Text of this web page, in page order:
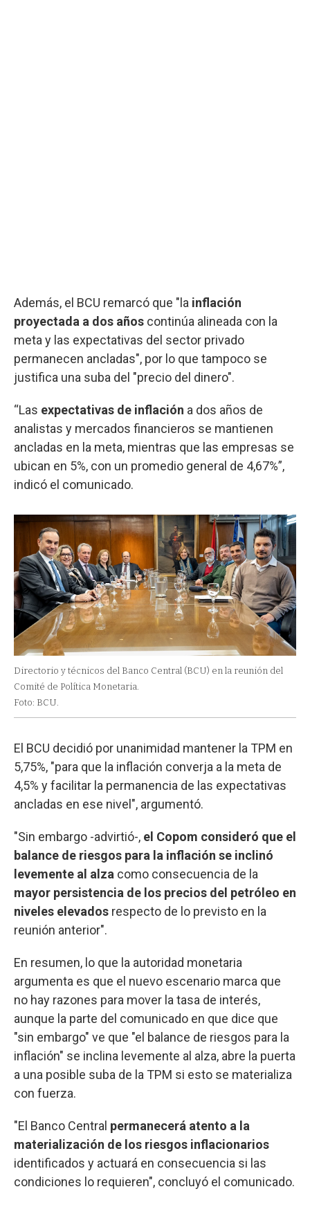
Además, el BCU remarcó que "la inflación
proyectada a dos años continúa alineada con la
meta y las expectativas del sector privado
permanecen ancladas", por lo que tampoco se
justifica una suba del "precio del dinero".
“Las expectativas de inflación a dos años de
analistas y mercados financieros se mantienen
ancladas en la meta, mientras que las empresas se
ubican en 5%, con un promedio general de 4,67%”,
indicó el comunicado.
Directorio y técnicos del Banco Central (BCU) en la reunión del
Comité de Política Monetaria.
Foto: BCU.
El BCU decidió por unanimidad mantener la TPM en
5,75%, "para que la inflación converja a la meta de
4,5% y facilitar la permanencia de las expectativas
ancladas en ese nivel", argumentó.
"Sin embargo -advirtió-, el Copom consideró que el
balance de riesgos para la inflación se inclinó
levemente al alza como consecuencia de la
mayor persistencia de los precios del petróleo en
niveles elevados respecto de lo previsto en la
reunión anterior".
En resumen, lo que la autoridad monetaria
argumenta es que el nuevo escenario marca que
no hay razones para mover la tasa de interés,
aunque la parte del comunicado en que dice que
"sin embargo" ve que "el balance de riesgos para la
inflación" se inclina levemente al alza, abre la puerta
a una posible suba de la TPM si esto se materializa
con fuerza.
"El Banco Central permanecerá atento a la
materialización de los riesgos inflacionarios
identificados y actuará en consecuencia si las
condiciones lo requieren", concluyó el comunicado.